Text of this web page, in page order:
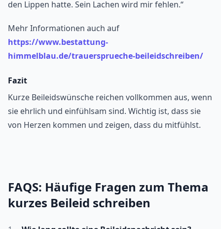
den Lippen hatte. Sein Lachen wird mir fehlen.“
Mehr Informationen auch auf
https://www.bestattung-
himmelblau.de/trauersprueche-beileidschreiben/
Fazit
Kurze Beileidswünsche reichen vollkommen aus, wenn
sie ehrlich und einfühlsam sind. Wichtig ist, dass sie
von Herzen kommen und zeigen, dass du mitfühlst.
FAQS: Häufige Fragen zum Thema
kurzes Beileid schreiben